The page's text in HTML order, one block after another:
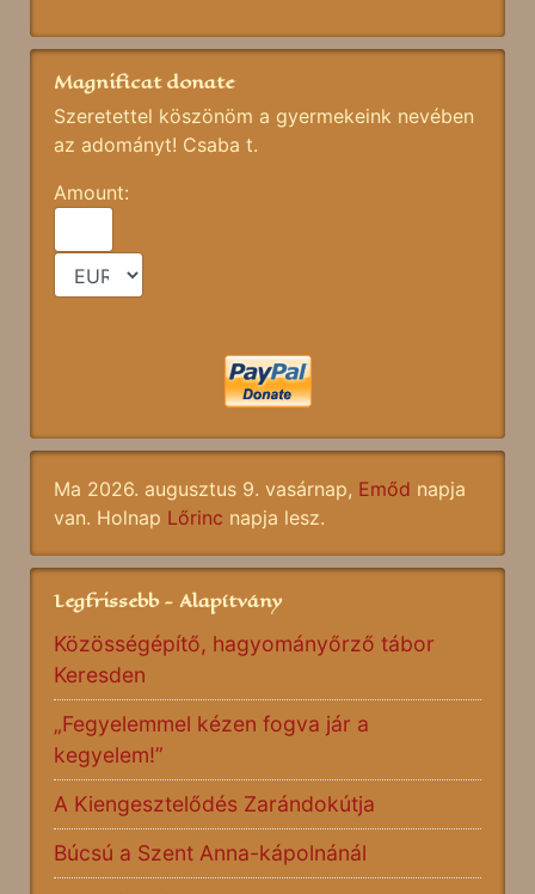
Magnificat donate
Szeretettel köszönöm a gyermekeink nevében
az adományt! Csaba t.
Amount:
Ma 2026. augusztus 9. vasárnap, Emőd napja
van. Holnap Lőrinc napja lesz.
Legfrissebb - Alapítvány
Közösségépítő, hagyományőrző tábor
Keresden
„Fegyelemmel kézen fogva jár a
kegyelem!”
A Kiengesztelődés Zarándokútja
Búcsú a Szent Anna-kápolnánál